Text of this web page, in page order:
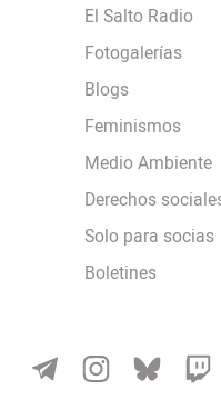
El Salto Radio
Fotogalerías
Blogs
Feminismos
Medio Ambiente
Derechos
Solo para socias
Boletines